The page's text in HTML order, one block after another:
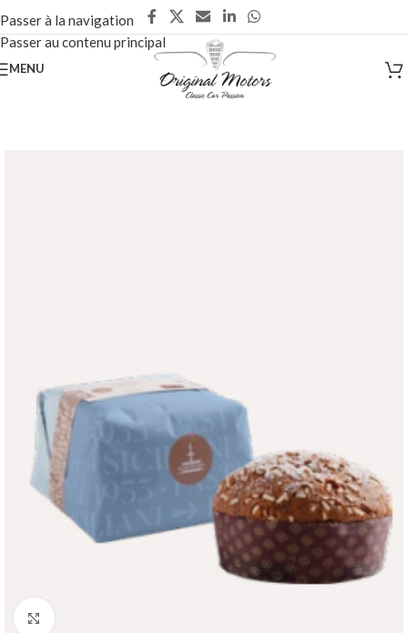
Passer à la navigation
Passer au contenu principal
MENU